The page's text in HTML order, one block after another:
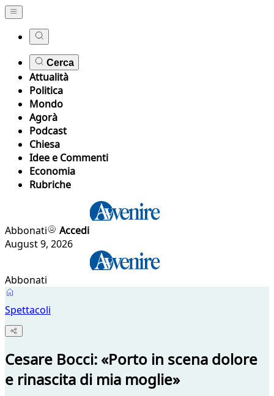
Cerca
Attualità
Politica
Mondo
Agorà
Podcast
Chiesa
Idee e Commenti
Economia
Rubriche
Abbonati
Accedi
August 9, 2026
Abbonati
Spettacoli
Cesare Bocci: «Porto in scena dolore
e rinascita di mia moglie»